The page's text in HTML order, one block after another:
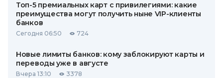
Топ-5 премиальных карт с привилегиями: какие
преимущества могут получить ныне VIP-клиенты
банков
Сегодня 06:50 724
Новые лимиты банков: кому заблокируют карты и
переводы уже в августе
Вчера 13:10 3378